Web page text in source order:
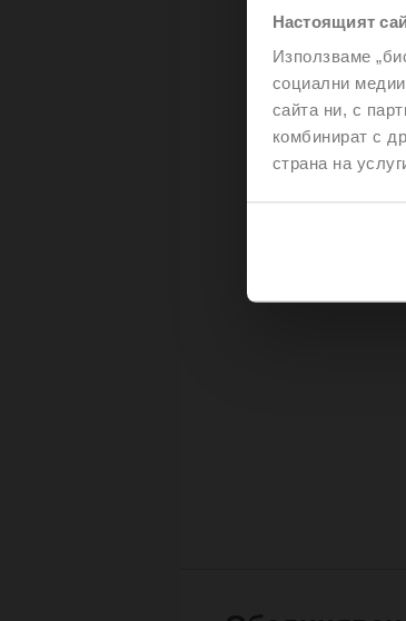
Настоящият
Използваме
социални
сайта ни, с
комбинират с
страна на